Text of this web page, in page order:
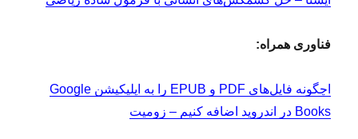
فناوری همراه:
چگونه فایل‌های PDF و EPUB را به اپلیکیشن Google
Books در اندروید اضافه کنیم – زومیت